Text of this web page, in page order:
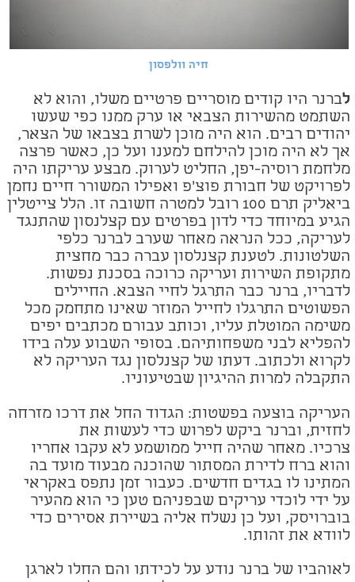
חיה וולפסון
לברנר היו קודים מוסריים פרטיים משלו, והוא לא
השתמט מהשירות הצבאי או ערק ממנו כפי שעשו
יהודים רבים. הוא היה מוכן לשרת בצבאו של הצאר,
אך לא היה מוכן להילחם למענו ועל כן, כאשר פרצה
מלחמת רוסיה-יפן, החליט לערוק. מבצע עריקתו היה
לפרויקט של חבורת פוצ'פ ואפילו המשורר חיים נחמן
ביאליק תרם 100 רובל למטרה חשובה זו. הלל צייטלין
הגיע במיוחד כדי לדון בפרטים עם קצלנסון שהתנגד
לעריקה, ככל הנראה מאחר שערב לברנר כלפי
השלטונות. לטענת קצנלסון עברה כבר מחצית
מתקופת השירות ועריקה כרוכה בסכנת נפשות.
לדבריו, ברנר כבר התרגל לחיי הצבא. החיילים
הפשוטים התרגלו לחייל המוזר שאינו מתחמק מכל
משימה המוטלת עליו, וכותב עבורם מכתבים יפים
להפליא לבני משפחותיהם. בסופי השבוע עלה בידו
לקרוא ולכתוב. דעתו של קצנלסון נגד העריקה לא
התקבלה למרות ההיגיון שבטיעוניו.
העריקה בוצעה בפשטות: הגדוד החל את דרכו מזרחה
לחזית, וברנר ביקש לפרוש כדי לעשות את
צרכיו. מאחר שהיה חייל ממושמע לא עקבו אחריו
והוא ברח לדירת המסתור שהוכנה מבעוד מועד בה
המתינו לו בגדים חדשים. כעבור זמן נתפס באקראי
על ידי לוכדי עריקים שבפניהם טען כי הוא מהעיר
בוברויסק, ועל כן נשלח אליה בשיירת אסירים כדי
לוודא את זהותו.
לאוהביו של ברנר נודע על לכידתו והם החלו לארגן